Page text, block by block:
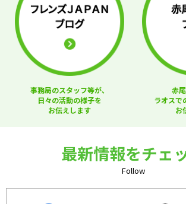
事務局のスタッフ等が、
日々の活動の様子を
お伝えします
赤
ラオスで
お
最新情報をチェ
Follow